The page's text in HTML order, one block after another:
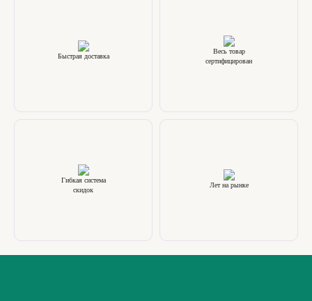
Быстрая доставка
Весь товар
сертифицирован
Гибкая система
скидок
Лет на рынке